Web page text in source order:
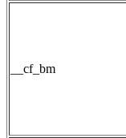
__cf_bm